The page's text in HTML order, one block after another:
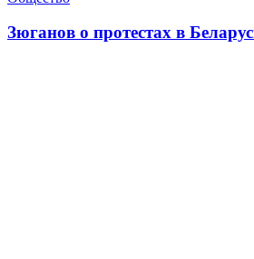
Зюганов о протестах в